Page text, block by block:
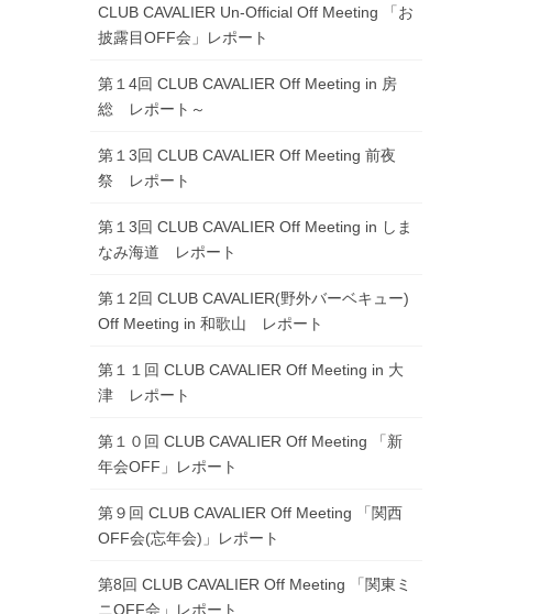
CLUB CAVALIER Un-Official Off Meeting 「お
披露目OFF会」レポート
第１4回 CLUB CAVALIER Off Meeting in 房
総 レポート～
第１3回 CLUB CAVALIER Off Meeting 前夜
祭 レポート
第１3回 CLUB CAVALIER Off Meeting in しま
なみ海道 レポート
第１2回 CLUB CAVALIER(野外バーベキュー)
Off Meeting in 和歌山 レポート
第１１回 CLUB CAVALIER Off Meeting in 大
津 レポート
第１０回 CLUB CAVALIER Off Meeting 「新
年会OFF」レポート
第９回 CLUB CAVALIER Off Meeting 「関西
OFF会(忘年会)」レポート
第8回 CLUB CAVALIER Off Meeting 「関東ミ
ニOFF会」レポート